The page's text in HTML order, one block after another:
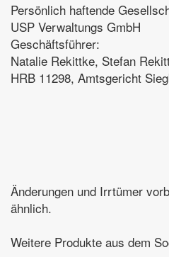
Persönlich haftende
USP Verwaltungs GmbH
Geschäftsführer:
Natalie Rekittke, Stefan
HRB 11298, Amtsgericht
Änderungen und Irrtümer
ähnlich.
Weitere Produkte aus dem